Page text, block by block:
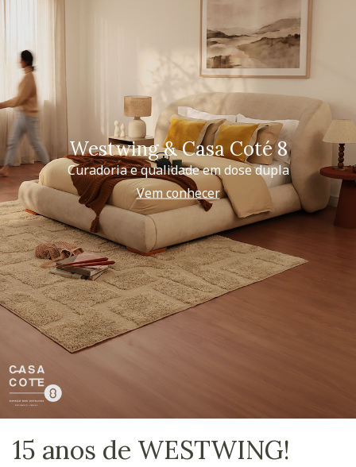
Westwing & Casa Coté 8
Curadoria e qualidade em dose dupla
Vem conhecer
15 anos de WESTWING!